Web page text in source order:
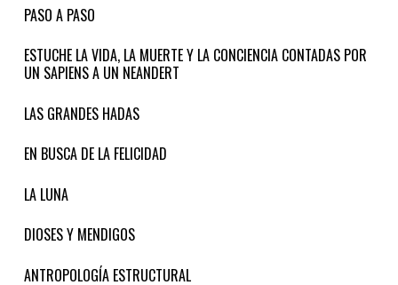
PASO A PASO
ESTUCHE LA VIDA, LA MUERTE Y LA CONCIENCIA CONTADAS POR
UN SAPIENS A UN NEANDERT
LAS GRANDES HADAS
EN BUSCA DE LA FELICIDAD
LA LUNA
DIOSES Y MENDIGOS
ANTROPOLOGÍA ESTRUCTURAL